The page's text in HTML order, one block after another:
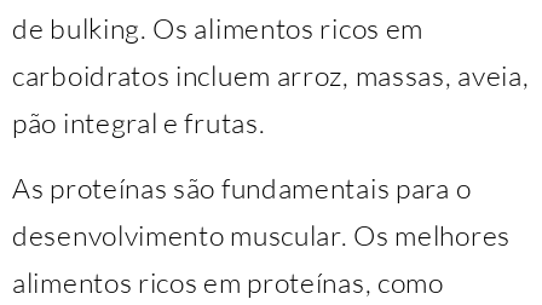
de bulking. Os alimentos ricos em
carboidratos incluem arroz, massas, aveia,
pão integral e frutas.
As proteínas são fundamentais para o
desenvolvimento muscular. Os melhores
alimentos ricos em proteínas, como